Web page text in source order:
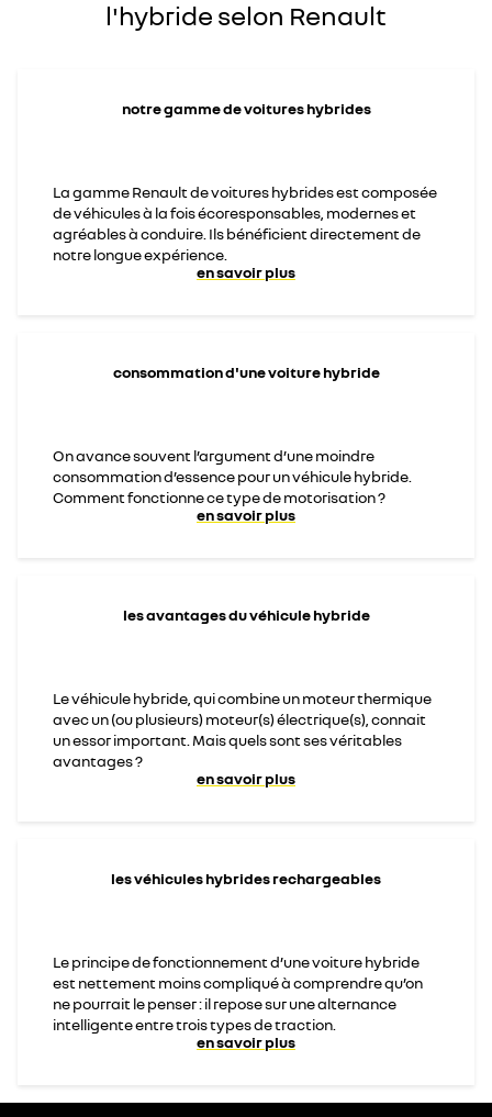
l'hybride selon Renault
notre gamme de voitures hybrides
La gamme Renault de voitures hybrides est composée
de véhicules à la fois écoresponsables, modernes et
agréables à conduire. Ils bénéficient directement de
notre longue expérience.
en savoir plus
consommation d'une voiture hybride
On avance souvent l’argument d’une moindre
consommation d’essence pour un véhicule hybride.
Comment fonctionne ce type de motorisation ?
en savoir plus
les avantages du véhicule hybride
Le véhicule hybride, qui combine un moteur thermique
avec un (ou plusieurs) moteur(s) électrique(s), connait
un essor important. Mais quels sont ses véritables
avantages ?
en savoir plus
les véhicules hybrides rechargeables
Le principe de fonctionnement d’une voiture hybride
est nettement moins compliqué à comprendre qu’on
ne pourrait le penser : il repose sur une alternance
intelligente entre trois types de traction.
en savoir plus